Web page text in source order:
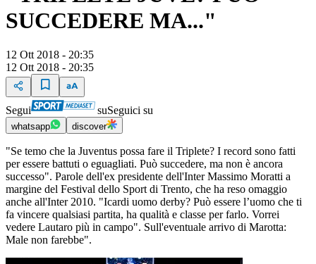
SUCCEDERE MA..."
12 Ott 2018 - 20:35
12 Ott 2018 - 20:35
Segui suSeguici su
whatsapp discover
"Se temo che la Juventus possa fare il Triplete? I record sono fatti
per essere battuti o eguagliati. Può succedere, ma non è ancora
successo". Parole dell'ex presidente dell'Inter Massimo Moratti a
margine del Festival dello Sport di Trento, che ha reso omaggio
anche all'Inter 2010. "Icardi uomo derby? Può essere l’uomo che ti
fa vincere qualsiasi partita, ha qualità e classe per farlo. Vorrei
vedere Lautaro più in campo". Sull'eventuale arrivo di Marotta:
Male non farebbe".